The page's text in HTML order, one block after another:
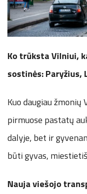
Ko trūksta Vilniui,
sostinės: Paryžius,
Kuo daugiau
pirmuose pastatų
dalyje, bet ir
būti gyvas,
Nauja viešojo